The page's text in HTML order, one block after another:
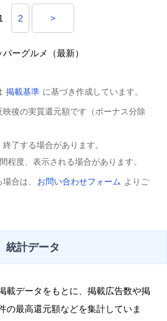
2 >
ーグルメ（最新）
掲載基準 に基づき作成しています。
後の実質還元額です（ボーナス分除
了する場合があります。
程度、表示される場合があります。
合は、 お問い合わせフォーム よりご
統計データ
載データをもとに、掲載広告数や掲
の最高還元額などを集計していま